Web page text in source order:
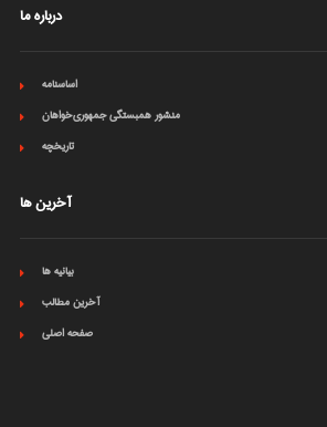
درباره ما
اساسنامه
منشور همبستگی جمهوری‌خواهان
تاریخچه
آخرین ها
بیانیه ها
آخرین مطالب
صفحه اصلی